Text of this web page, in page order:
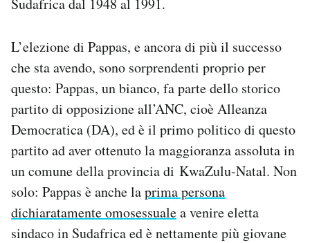
L’elezione di Pappas, e ancora di più il successo
che sta avendo, sono sorprendenti proprio per
questo: Pappas, un bianco, fa parte dello storico
partito di opposizione all’ANC, cioè Alleanza
Democratica (DA), ed è il primo politico di questo
partito ad aver ottenuto la maggioranza assoluta in
un comune della provincia di KwaZulu-Natal. Non
solo: Pappas è anche laprima persona
dichiaratamente omosessualea venire eletta
sindaco in Sudafrica ed è nettamente più giovane